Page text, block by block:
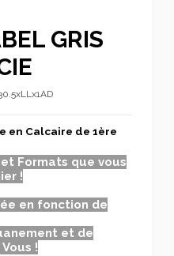
GRIS
en Calcaire de 1ère
Formats que vous
!
en fonction de
et de
!